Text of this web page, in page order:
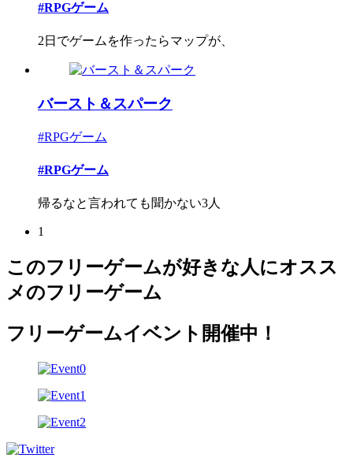
#RPGゲーム
2日でゲームを作ったらマップが、
バースト＆スパーク
#RPGゲーム
#RPGゲーム
帰るなと言われても聞かない3人
1
このフリーゲームが好きな人にオスス
メのフリーゲーム
フリーゲームイベント開催中！